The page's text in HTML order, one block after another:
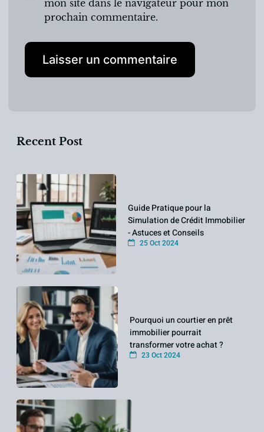
mon site dans le navigateur pour mon
prochain commentaire.
Recent Post
Guide Pratique pour la
Simulation de Crédit Immobilier
- Astuces et Conseils
25 Oct 2024
Pourquoi un courtier en prêt
immobilier pourrait
transformer votre achat ?
23 Oct 2024